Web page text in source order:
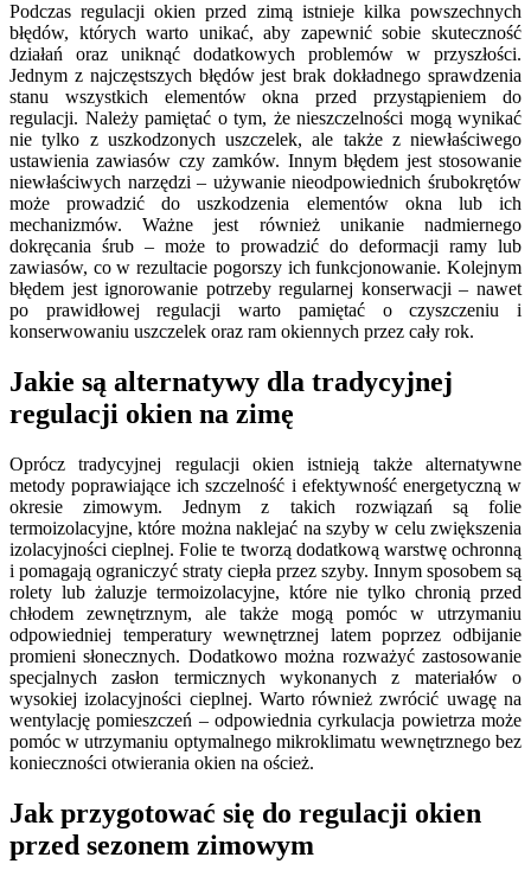
Podczas regulacji okien przed zimą istnieje kilka powszechnych
błędów, których warto unikać, aby zapewnić sobie skuteczność
działań oraz uniknąć dodatkowych problemów w przyszłości.
Jednym z najczęstszych błędów jest brak dokładnego sprawdzenia
stanu wszystkich elementów okna przed przystąpieniem do
regulacji. Należy pamiętać o tym, że nieszczelności mogą wynikać
nie tylko z uszkodzonych uszczelek, ale także z niewłaściwego
ustawienia zawiasów czy zamków. Innym błędem jest stosowanie
niewłaściwych narzędzi – używanie nieodpowiednich śrubokrętów
może prowadzić do uszkodzenia elementów okna lub ich
mechanizmów. Ważne jest również unikanie nadmiernego
dokręcania śrub – może to prowadzić do deformacji ramy lub
zawiasów, co w rezultacie pogorszy ich funkcjonowanie. Kolejnym
błędem jest ignorowanie potrzeby regularnej konserwacji – nawet
po prawidłowej regulacji warto pamiętać o czyszczeniu i
konserwowaniu uszczelek oraz ram okiennych przez cały rok.
Jakie są alternatywy dla tradycyjnej
regulacji okien na zimę
Oprócz tradycyjnej regulacji okien istnieją także alternatywne
metody poprawiające ich szczelność i efektywność energetyczną w
okresie zimowym. Jednym z takich rozwiązań są folie
termoizolacyjne, które można naklejać na szyby w celu zwiększenia
izolacyjności cieplnej. Folie te tworzą dodatkową warstwę ochronną
i pomagają ograniczyć straty ciepła przez szyby. Innym sposobem są
rolety lub żaluzje termoizolacyjne, które nie tylko chronią przed
chłodem zewnętrznym, ale także mogą pomóc w utrzymaniu
odpowiedniej temperatury wewnętrznej latem poprzez odbijanie
promieni słonecznych. Dodatkowo można rozważyć zastosowanie
specjalnych zasłon termicznych wykonanych z materiałów o
wysokiej izolacyjności cieplnej. Warto również zwrócić uwagę na
wentylację pomieszczeń – odpowiednia cyrkulacja powietrza może
pomóc w utrzymaniu optymalnego mikroklimatu wewnętrznego bez
konieczności otwierania okien na oścież.
Jak przygotować się do regulacji okien
przed sezonem zimowym